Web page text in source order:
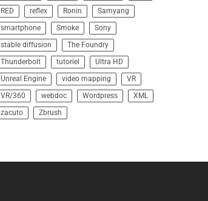
RED
reflex Ronin
Samyang
smartphone
Smoke
Sony
stable diffusion
The Foundry
Thunderbolt
tutoriel
Ultra HD
Unreal Engine
video mapping
VR
VR/360
webdoc Wordpress
XML
zacuto
Zbrush